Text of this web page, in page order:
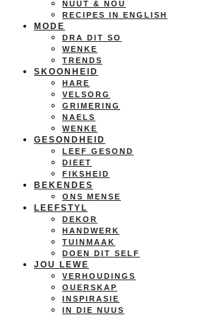
NUUT & NOU
RECIPES IN ENGLISH
MODE
DRA DIT SO
WENKE
TRENDS
SKOONHEID
HARE
VELSORG
GRIMERING
NAELS
WENKE
GESONDHEID
LEEF GESOND
DIEET
FIKSHEID
BEKENDES
ONS MENSE
LEEFSTYL
DEKOR
HANDWERK
TUINMAAK
DOEN DIT SELF
JOU LEWE
VERHOUDINGS
OUERSKAP
INSPIRASIE
IN DIE NUUS